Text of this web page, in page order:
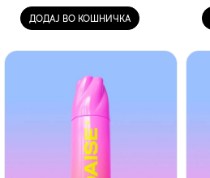
ДОДАЈ ВО КОШНИЧКА